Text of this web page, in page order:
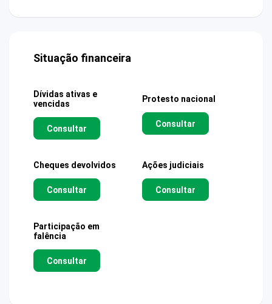
Situação financeira
Dívidas ativas e
vencidas
Consultar
Protesto nacional
Consultar
Cheques devolvidos
Consultar
Ações judiciais
Consultar
Participação em
falência
Consultar